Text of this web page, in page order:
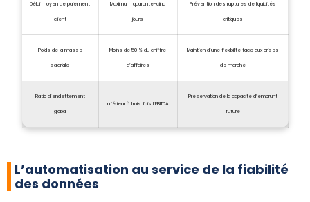
Délai moyen de paiement
client
Maximum quarante-cinq
jours
Prévention des ruptures de liquidités
critiques
Poids de la masse
salariale
Moins de 50 % du chiffre
d’affaires
Maintien d’une flexibilité face aux crises
de marché
Ratio d’endettement
global
Inférieur à trois fois l’EBITDA
Préservation de la capacité d’emprunt
future
L’automatisation au service de la fiabilité
des données